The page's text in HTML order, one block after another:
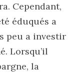
Cependant,
éduqués a
peu a investir
Lorsqu’il
la